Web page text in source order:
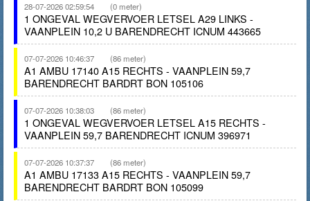
28-07-2026 02:59:54 (0 meter)
1 ONGEVAL WEGVERVOER LETSEL A29 LINKS -
VAANPLEIN 10,2 U BARENDRECHT ICNUM 443665
07-07-2026 10:46:37 (86 meter)
A1 AMBU 17140 A15 RECHTS - VAANPLEIN 59,7
BARENDRECHT BARDRT BON 105106
07-07-2026 10:38:03 (86 meter)
1 ONGEVAL WEGVERVOER LETSEL A15 RECHTS -
VAANPLEIN 59,7 BARENDRECHT ICNUM 396971
07-07-2026 10:37:37 (86 meter)
A1 AMBU 17133 A15 RECHTS - VAANPLEIN 59,7
BARENDRECHT BARDRT BON 105099